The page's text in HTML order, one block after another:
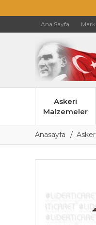
Ana Sayfa
Askeri
Malzemeler
Anasayfa